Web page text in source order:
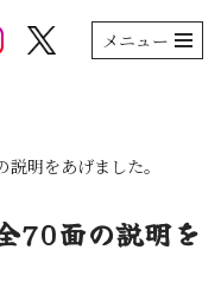
メニュー
明をあげました。
70面の説明を